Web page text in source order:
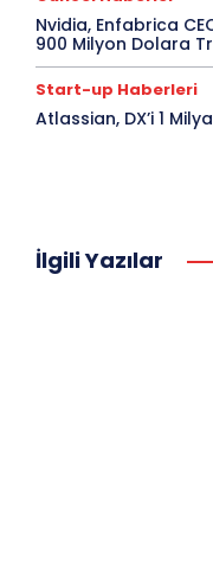
Nvidia, Enfabrica
900 Milyon Dolara
Start-up Haberleri
Atlassian, DX’i 1
İlgili Yazılar